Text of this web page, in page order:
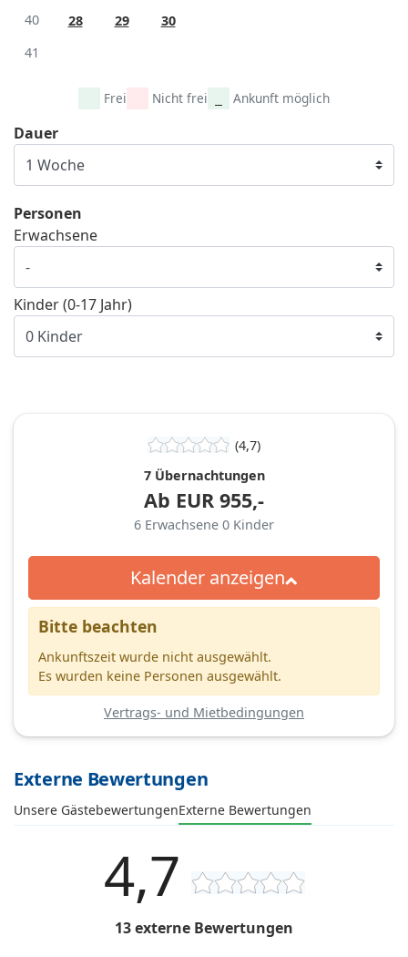
40 28 29
30
41
Frei Nicht frei Ankunft möglich
Dauer
Personen
Erwachsene
Kinder (0-17 Jahr)
(4,7)
7 Übernachtungen
Ab EUR 955,-
6 Erwachsene 0 Kinder
Kalender anzeigen
Bitte beachten
Ankunftszeit wurde nicht ausgewählt.
Es wurden keine Personen ausgewählt.
Vertrags- und Mietbedingungen
Externe Bewertungen
Unsere GästebewertungenExterne Bewertungen
4,7
13 externe Bewertungen